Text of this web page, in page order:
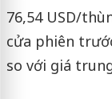
76,54 USD/
cửa phiên
so với giá